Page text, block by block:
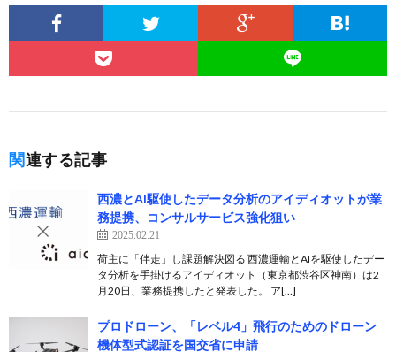
関連する記事
西濃とAI駆使したデータ分析のアイディオットが業
務提携、コンサルサービス強化狙い
2025.02.21
荷主に「伴走」し課題解決図る 西濃運輸とAIを駆使したデー
タ分析を手掛けるアイディオット（東京都渋谷区神南）は2
月20日、業務提携したと発表した。 ア[…]
プロドローン、「レベル4」飛行のためのドローン
機体型式認証を国交省に申請